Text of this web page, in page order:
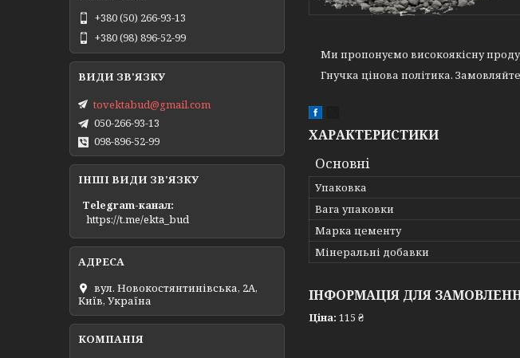
Ми пропонуємо високоякісну
Гнучка цінова політика.
ХАРАКТЕРИСТИКИ
Основні
Упаковка
Вага упаковки
Марка цементу
Мінеральні добавки
ІНФОРМАЦІЯ ДЛЯ
Ціна: 115 ₴
+380 (50) 266-93-13
+380 (98) 896-52-99
tovektabud@gmail.com
050-266-93-13
098-896-52-99
ІНШІ ВИДИ ЗВ'ЯЗКУ
Telegram-канал
https://t.me/ekta_bud
вул. Новокостянтинівська, 2А,
Київ, Україна